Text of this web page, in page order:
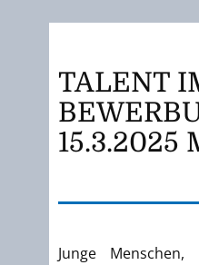
TALENT
15.3.2025
Junge